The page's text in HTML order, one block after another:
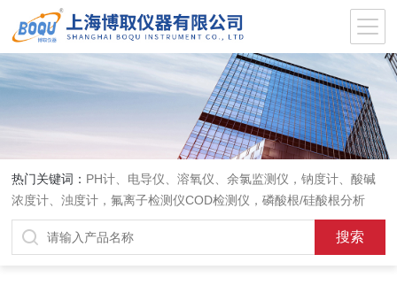
热门关键词： PH计、电导仪、溶氧仪、余氯监测仪，钠度计、酸碱
浓度计、浊度计，氟离子检测仪COD检测仪，磷酸根/硅酸根分析
仪，PH电极、溶氧电极、电导电极